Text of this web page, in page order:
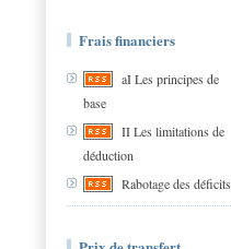
Frais financiers
aI Les principes de
base
II Les limitations de
déduction
Rabotage des déficits